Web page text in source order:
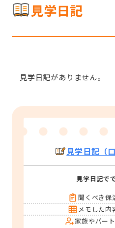
見学日記
見学日記がありません。
見学日記（
見学日記で
聞くべき保
メモした内
家族やパー